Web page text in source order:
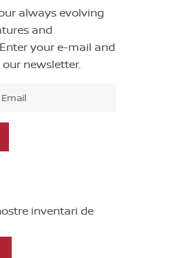
always evolving
and
your e-mail and
newsletter.
inventari de